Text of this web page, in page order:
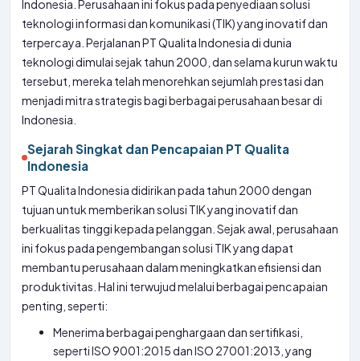
Indonesia. Perusahaan ini fokus pada penyediaan solusi
teknologi informasi dan komunikasi (TIK) yang inovatif dan
terpercaya. Perjalanan PT Qualita Indonesia di dunia
teknologi dimulai sejak tahun 2000, dan selama kurun waktu
tersebut, mereka telah menorehkan sejumlah prestasi dan
menjadi mitra strategis bagi berbagai perusahaan besar di
Indonesia.
Sejarah Singkat dan Pencapaian PT Qualita
Indonesia
PT Qualita Indonesia didirikan pada tahun 2000 dengan
tujuan untuk memberikan solusi TIK yang inovatif dan
berkualitas tinggi kepada pelanggan. Sejak awal, perusahaan
ini fokus pada pengembangan solusi TIK yang dapat
membantu perusahaan dalam meningkatkan efisiensi dan
produktivitas. Hal ini terwujud melalui berbagai pencapaian
penting, seperti:
Menerima berbagai penghargaan dan sertifikasi,
seperti ISO 9001:2015 dan ISO 27001:2013, yang